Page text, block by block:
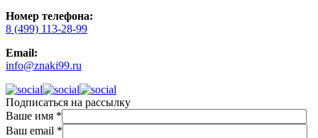
Номер телефона:
8 (499) 113-28-99
Email:
info@znaki99.ru
Подписаться на рассылку
Ваше имя *
Ваш email *